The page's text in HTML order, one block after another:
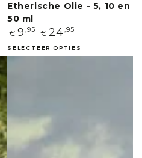
Etherische Olie - 5, 10 en
50 ml
Normale
€ 9 ,95 € 24,95
SELECTEER OPTIES